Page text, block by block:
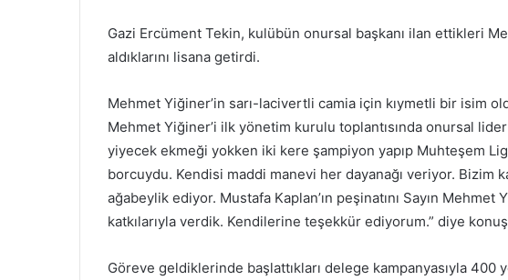
Gazi Ercüment Tekin, kulübün onursal başkanı ilan ettikleri
aldıklarını lisana getirdi.
Mehmet Yiğiner’in sarı-lacivertli camia için kıymetli bir isim
Mehmet Yiğiner’i ilk yönetim kurulu toplantısında onursal
yiyecek ekmeği yokken iki kere şampiyon yapıp Muhteşem
borcuydu. Kendisi maddi manevi her dayanağı veriyor. Bizim
ağabeylik ediyor. Mustafa Kaplan’ın peşinatını Sayın Mehmet
katkılarıyla verdik. Kendilerine teşekkür ediyorum.” diye
Göreve geldiklerinde başlattıkları delege kampanyasıyla 400